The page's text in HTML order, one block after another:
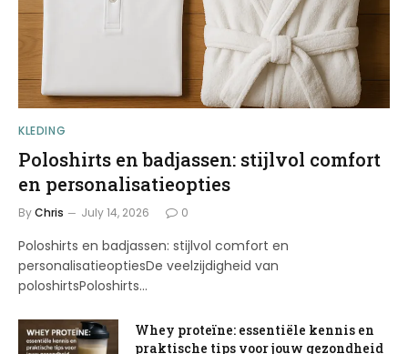
KLEDING
Poloshirts en badjassen: stijlvol comfort
en personalisatieopties
ByChris July 14, 2026 0
Poloshirts en badjassen: stijlvol comfort en
personalisatieoptiesDe veelzijdigheid van
poloshirtsPoloshirts…
Whey proteïne: essentiële kennis en
praktische tips voor jouw gezondheid